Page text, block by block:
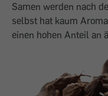
Samen werden nach
selbst hat kaum
einen hohen Anteil an